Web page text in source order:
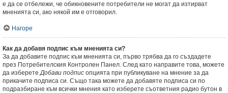
е да се отбележи, че обикновените потребители не могат да изтирват
мненията си, ако някой им е отговорил.
Нагоре
Как да добавя подпис към мненията си?
За да добавите подпис към мненията си, първо трябва да го създадете
през Потребителския Контролен Панел. След като направите това, можете
да изберетеДобави подпис опцията при публикуване на мнение за да
прикачите подписа си. Също така можете да добавяте подписа си по
подразбиране към всички мнения като изберете съответния радио бутон в